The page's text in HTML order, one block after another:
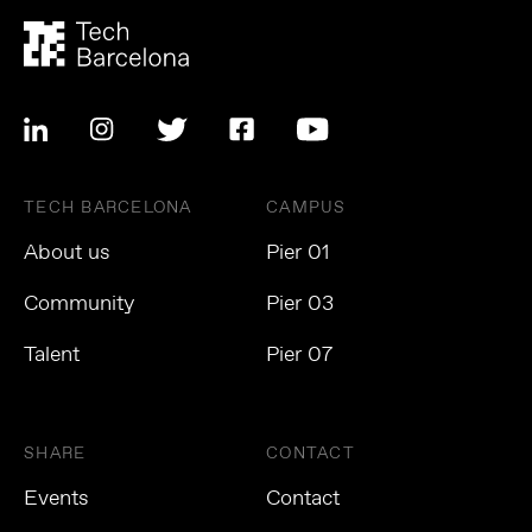
TECH BARCELONA
About us
Community
Talent
CAMPUS
Pier 01
Pier 03
Pier 07
SHARE
Events
CONTACT
Contact